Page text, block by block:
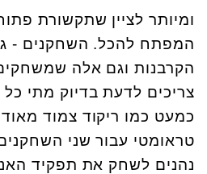
ומיותר לציין שתקשורת
המפתח להכל. השחקנים -
הקרבנות וגם אלה
צריכים לדעת בדיוק מתי
כמעט כמו ריקוד צמוד
טראומטי עבור שני
נהנים לשחק את תפקיד